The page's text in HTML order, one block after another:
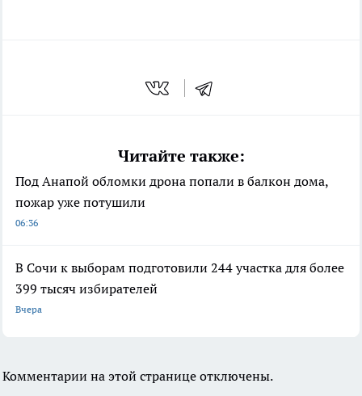
Читайте также:
Под Анапой обломки дрона попали в балкон дома,
пожар уже потушили
06:36
В Сочи к выборам подготовили 244 участка для более
399 тысяч избирателей
Вчера
Комментарии на этой странице отключены.